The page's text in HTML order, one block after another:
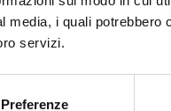
media, i quali
servizi.
Preferenze
Transoceaniche17
daGenova
Las Palmas,